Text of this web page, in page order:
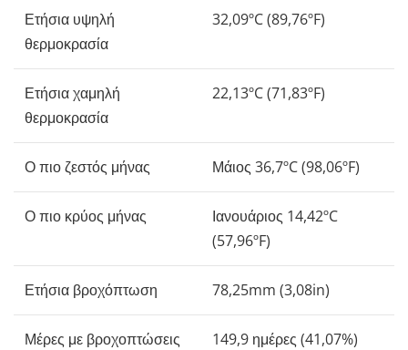
Ετήσια υψηλή
θερμοκρασία
32,09ºC (89,76ºF)
Ετήσια χαμηλή
θερμοκρασία
22,13ºC (71,83ºF)
Ο πιο ζεστός μήνας Μάιος 36,7ºC (98,06ºF)
Ο πιο κρύος μήνας
Ιανουάριος 14,42ºC
(57,96ºF)
Ετήσια βροχόπτωση 78,25mm (3,08in)
Μέρες με βροχοπτώσεις 149,9 ημέρες (41,07%)